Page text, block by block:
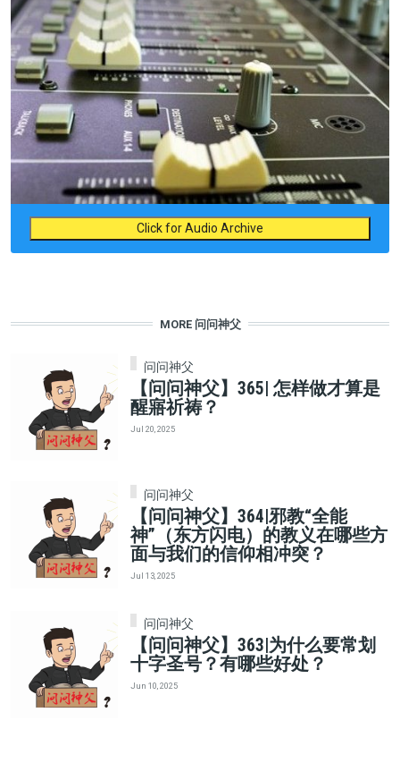
Click for Audio Archive
MORE 问问神父
问问神父
【问问神父】365| 怎样做才算是
醒寤祈祷？
Jul 20, 2025
问问神父
【问问神父】364|邪教“全能
神”（东方闪电）的教义在哪些方
面与我们的信仰相冲突？
Jul 13, 2025
问问神父
【问问神父】363|为什么要常划
十字圣号？有哪些好处？
Jun 10, 2025